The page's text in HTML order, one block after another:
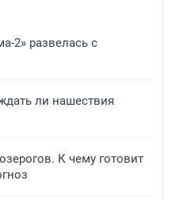
2» развелась с
ли нашествия
К чему готовит